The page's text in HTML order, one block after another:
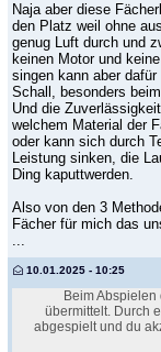
Naja aber diese
den Platz weil ohne
genug Luft durch und
keinen Motor und
singen kann aber
Schall, besonders
Und die
welchem Material der
oder kann sich durch
Leistung sinken, die
Ding kaputtwerden.
Also von den 3
Fächer für mich das
...
10.01.2025 - 10:25
Beim
übermittelt. Durch
abgespielt und du